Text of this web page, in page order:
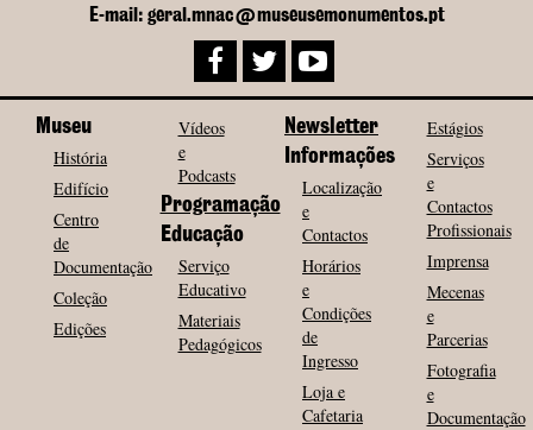
E-mail: geral.mnac@museusemonumentos.pt
Museu
História
Edifício
Centro
de
Documentação
Coleção
Edições
Vídeos
e
Podcasts
Programação
Educação
Serviço
Educativo
Materiais
Pedagógicos
Newsletter
Informações
Localização
e
Contactos
Horários
e
Condições
de
Ingresso
Loja e
Cafetaria
Estágios
Serviços
e
Contactos
Profissionais
Imprensa
Mecenas
e
Parcerias
Fotografia
e
Documentação